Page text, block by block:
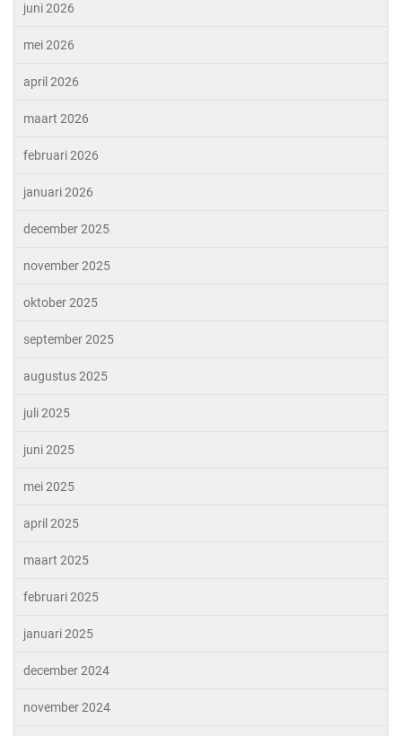
juni 2026
mei 2026
april 2026
maart 2026
februari 2026
januari 2026
december 2025
november 2025
oktober 2025
september 2025
augustus 2025
juli 2025
juni 2025
mei 2025
april 2025
maart 2025
februari 2025
januari 2025
december 2024
november 2024